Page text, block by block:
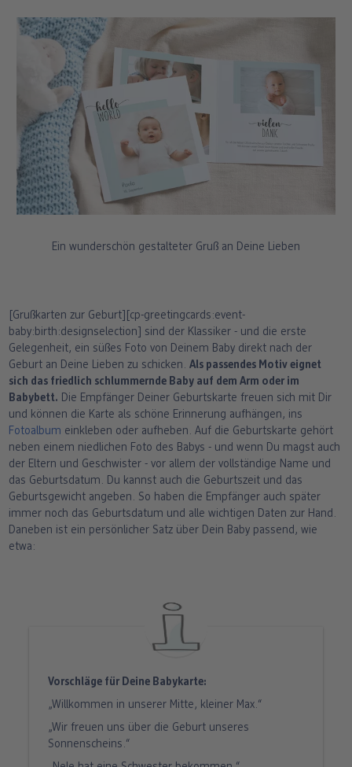
Ein wunderschön gestalteter Gruß an Deine Lieben
[Grußkarten zur Geburt][cp-greetingcards:event-
baby:birth:designselection] sind der Klassiker - und die erste
Gelegenheit, ein süßes Foto von Deinem Baby direkt nach der
Geburt an Deine Lieben zu schicken.Als passendes Motiv eignet
sich das friedlich schlummernde Baby auf dem Arm oder im
Babybett. Die Empfänger Deiner Geburtskarte freuen sich mit Dir
und können die Karte als schöne Erinnerung aufhängen, ins
Fotoalbum einkleben oder aufheben. Auf die Geburtskarte gehört
neben einem niedlichen Foto des Babys - und wenn Du magst auch
der Eltern und Geschwister - vor allem der vollständige Name und
das Geburtsdatum. Du kannst auch die Geburtszeit und das
Geburtsgewicht angeben. So haben die Empfänger auch später
immer noch das Geburtsdatum und alle wichtigen Daten zur Hand.
Daneben ist ein persönlicher Satz über Dein Baby passend, wie
etwa:
Vorschläge für Deine Babykarte:
„Willkommen in unserer Mitte, kleiner Max.“
„Wir freuen uns über die Geburt unseres
Sonnenscheins.“